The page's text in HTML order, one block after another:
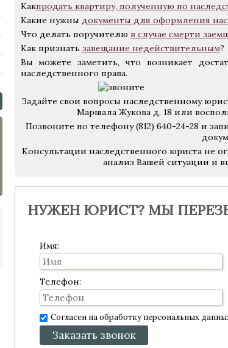
Какпродать квартиру, полученную по
Какие нужны документы для оформления
Что делать поручителю в случае смерти
Как признать завещание недействительным?
Вы можете заметить, что возникает
наследственного права.
Задайте свои вопросы наследственному
Маршала Жукова д. 18 или
Позвоните по телефону (812) 640-24-28 и
Консультации наследственного юриста не
анализ Вашей ситуации и
НУЖЕН ЮРИСТ? МЫ
Имя:
Телефон:
Согласен на обработку персональных
Заказать звонок